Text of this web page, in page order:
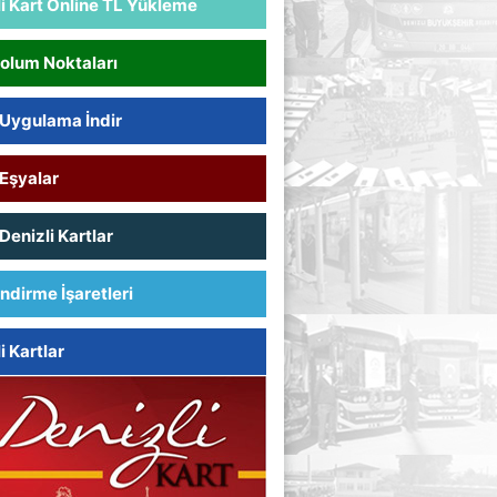
Kart Online TL Yükleme
Noktaları
İndir
Denizli Kartlar
İşaretleri
Kartlar